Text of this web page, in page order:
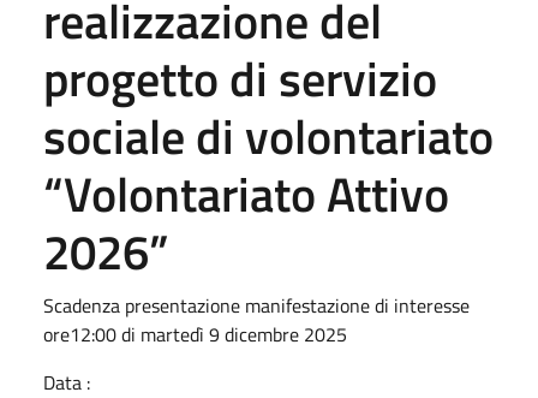
realizzazione del
progetto di servizio
sociale di volontariato
“Volontariato Attivo
2026”
Scadenza presentazione manifestazione di interesse
ore12:00 di martedì 9 dicembre 2025
Data :